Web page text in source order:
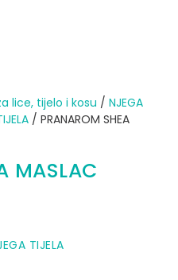
lice, tijelo i kosu / NJEGA
/ PRANAROM SHEA
MASLAC
TIJELA